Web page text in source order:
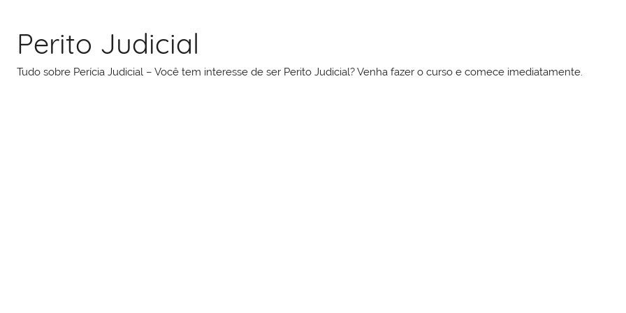
conteúdo
Perito Judicial
Tudo sobre Perícia Judicial – Você tem interesse de ser Perito Judicial? Venha fazer o curso e comece imediatamente.